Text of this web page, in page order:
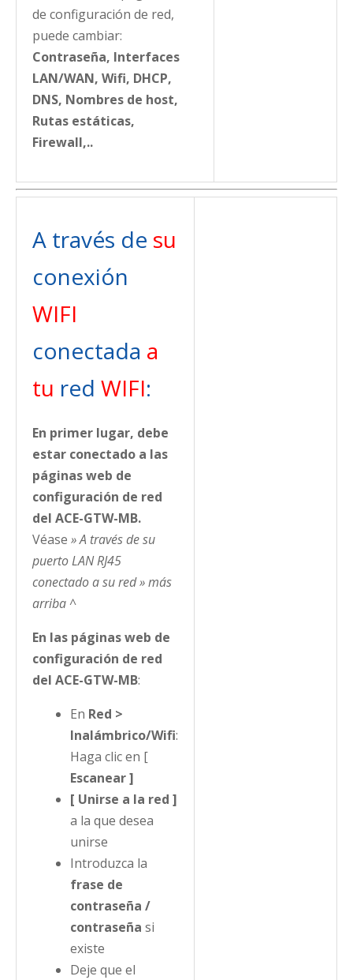
de configuración de red,
puede cambiar:
Contraseña, Interfaces
LAN/WAN, Wifi, DHCP,
DNS, Nombres de host,
Rutas estáticas,
Firewall,..
A través de su
conexión
WIFI
conectada a
tu red WIFI:
En primer lugar, debe
estar conectado a las
páginas web de
configuración de red
del ACE-GTW-MB.
Véase » A través de su
puerto LAN RJ45
conectado a su red » más
arriba ^
En las páginas web de
configuración de red
del ACE-GTW-MB:
En Red >
Inalámbrico/Wifi:
Haga clic en [
Escanear ]
[ Unirse a la red ]
a la que desea
unirse
Introduzca la
frase de
contraseña /
contraseña si
existe
Deje que el